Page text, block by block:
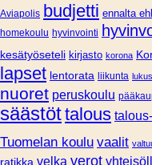
Aviapolis budjetti ennalta
homekoulu hyvinvointi
kesätyöseteli kirjasto korona
lapset lentorata liikunta
nuoret peruskoulu
säästöttalous
Tuomelan koulu vaalit
ratikka velka verot